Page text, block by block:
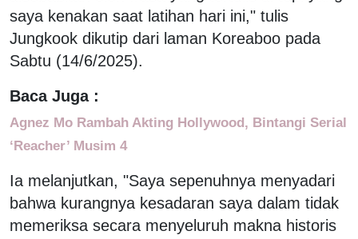
saya kenakan saat latihan hari ini," tulis
Jungkook dikutip dari laman Koreaboo pada
Sabtu (14/6/2025).
Baca Juga :
Agnez Mo Rambah Akting Hollywood, Bintangi Serial
‘Reacher’ Musim 4
Ia melanjutkan, "Saya sepenuhnya menyadari
bahwa kurangnya kesadaran saya dalam tidak
memeriksa secara menyeluruh makna historis